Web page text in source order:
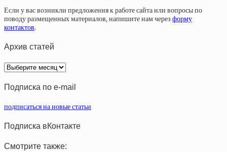
Если у вас возникли предложения к работе сайта или вопросы по
поводу размещенных материалов, напишите нам через форму
контактов.
Архив статей
Архив
статей
Подписка по e-mail
подписаться на новые статьи
Подписка вКонтакте
Смотрите также: